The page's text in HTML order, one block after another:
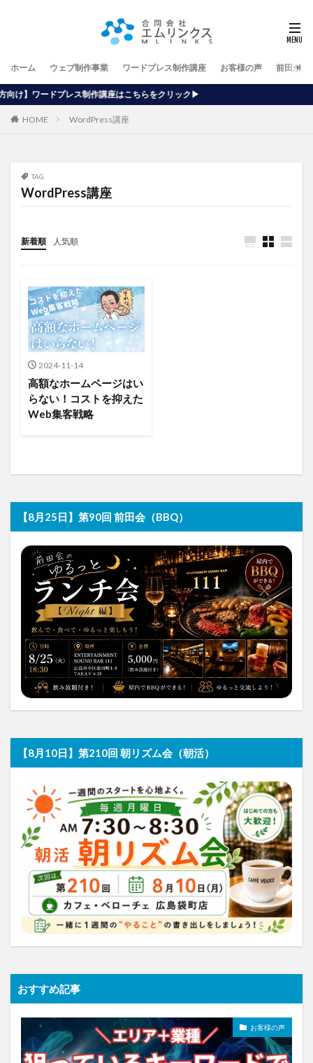
ホーム ウェブ制作事業 ワードプレス制作講座 お客様の声 前田が行
講座はこちらをクリック▶
HOME WordPress講座
TAG
WordPress講座
新着順 人気順
2024-11-14
高額なホームページはい
らない！コストを抑えた
Web集客戦略
【8月25日】第90回 前田会（BBQ）
【8月10日】第210回 朝リズム会（朝活）
おすすめ記事
お客様の声